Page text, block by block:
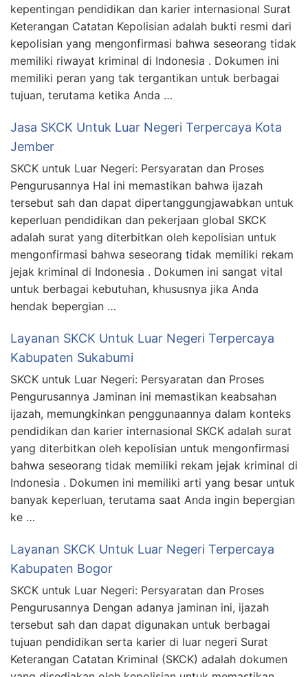
kepentingan pendidikan dan karier internasional Surat
Keterangan Catatan Kepolisian adalah bukti resmi dari
kepolisian yang mengonfirmasi bahwa seseorang tidak
memiliki riwayat kriminal di Indonesia . Dokumen ini
memiliki peran yang tak tergantikan untuk berbagai
tujuan, terutama ketika Anda …
Jasa SKCK Untuk Luar Negeri Terpercaya Kota
Jember
SKCK untuk Luar Negeri: Persyaratan dan Proses
Pengurusannya Hal ini memastikan bahwa ijazah
tersebut sah dan dapat dipertanggungjawabkan untuk
keperluan pendidikan dan pekerjaan global SKCK
adalah surat yang diterbitkan oleh kepolisian untuk
mengonfirmasi bahwa seseorang tidak memiliki rekam
jejak kriminal di Indonesia . Dokumen ini sangat vital
untuk berbagai kebutuhan, khususnya jika Anda
hendak bepergian …
Layanan SKCK Untuk Luar Negeri Terpercaya
Kabupaten Sukabumi
SKCK untuk Luar Negeri: Persyaratan dan Proses
Pengurusannya Jaminan ini memastikan keabsahan
ijazah, memungkinkan penggunaannya dalam konteks
pendidikan dan karier internasional SKCK adalah surat
yang diterbitkan oleh kepolisian untuk mengonfirmasi
bahwa seseorang tidak memiliki rekam jejak kriminal di
Indonesia . Dokumen ini memiliki arti yang besar untuk
banyak keperluan, terutama saat Anda ingin bepergian
ke …
Layanan SKCK Untuk Luar Negeri Terpercaya
Kabupaten Bogor
SKCK untuk Luar Negeri: Persyaratan dan Proses
Pengurusannya Dengan adanya jaminan ini, ijazah
tersebut sah dan dapat digunakan untuk berbagai
tujuan pendidikan serta karier di luar negeri Surat
Keterangan Catatan Kriminal (SKCK) adalah dokumen